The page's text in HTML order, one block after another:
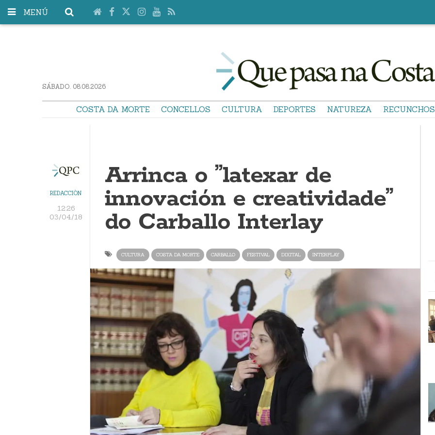
MENÚ
SÁBADO. 08.08.2026
COSTA DA MORTE CONCELLOS CULTURA DEPORTES NATUREZA RECUNCHOS
REDACCIÓN
12:26
03/04/18
Arrinca o ”latexar de
innovación e creatividade”
do Carballo Interlay
CULTURA COSTA DA MORTE CARBALLO FESTIVAL DIXITAL INTERPLAY